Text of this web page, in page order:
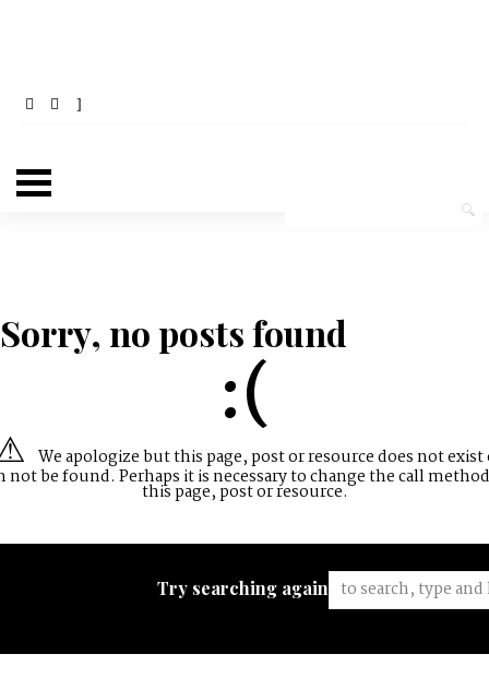
Sorry, no posts found
:(
We apologize but this page, post or resource does not exist
not be found. Perhaps it is necessary to change the call
this page, post or resource.
Try searching again: